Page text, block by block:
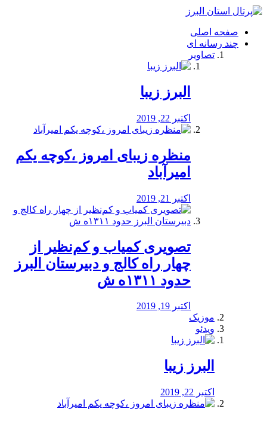
فصد
شرق
تهران
خشکشویی
صفحه اصلی
چند رسانه ای
تصاویر
البرز زیبا
اکتبر 22, 2019
منظره‌‌ زیبای امروز ،کوچه یکم
امیرآباد
اکتبر 21, 2019
️تصویری کمیاب و کم‌نظیر از
چهار راه كالج و دبيرستان البرز
حدود ۱۳۱۱ه ش
اکتبر 19, 2019
موزیک
ویدئو
البرز زیبا
اکتبر 22, 2019